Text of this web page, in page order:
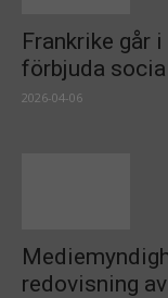
Frankrike går
förbjuda
2026-04-06
redovisning